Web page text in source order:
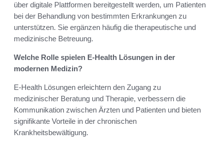
über digitale Plattformen bereitgestellt werden, um Patienten
bei der Behandlung von bestimmten Erkrankungen zu
unterstützen. Sie ergänzen häufig die therapeutische und
medizinische Betreuung.
Welche Rolle spielen E-Health Lösungen in der
modernen Medizin?
E-Health Lösungen erleichtern den Zugang zu
medizinischer Beratung und Therapie, verbessern die
Kommunikation zwischen Ärzten und Patienten und bieten
signifikante Vorteile in der chronischen
Krankheitsbewältigung.